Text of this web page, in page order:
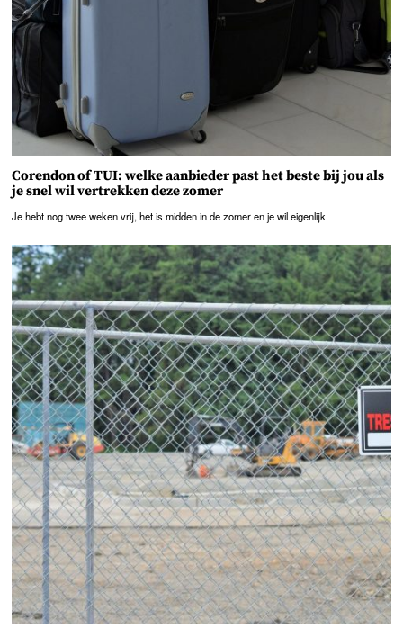
Corendon of TUI: welke aanbieder past het beste bij jou als
je snel wil vertrekken deze zomer
Je hebt nog twee weken vrij, het is midden in de zomer en je wil eigenlijk